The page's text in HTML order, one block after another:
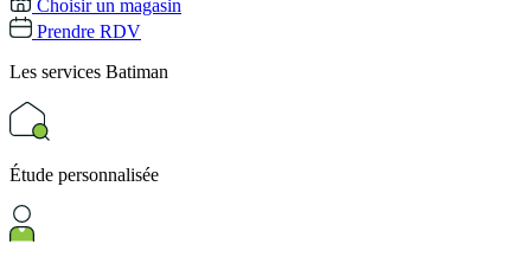
Choisir un magasin
Prendre RDV
Les services Batiman
Étude personnalisée